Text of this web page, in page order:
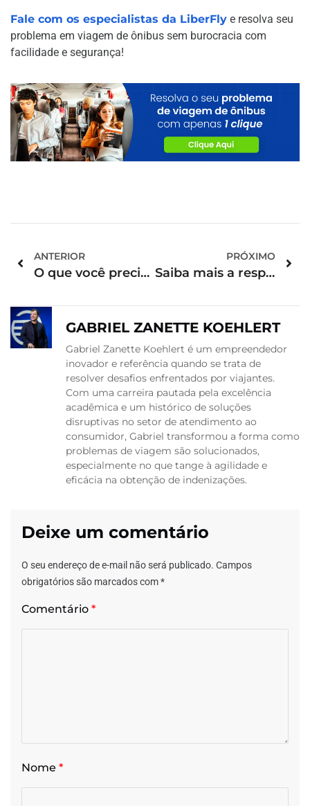
Fale com os especialistas da LiberFly e resolva seu
problema em viagem de ônibus sem burocracia com
facilidade e segurança!
ANTERIOR
O que você precisa saber antes de alugar um carro
PRÓXIMO
Saiba mais a respeito do reembolso Azul
GABRIEL ZANETTE KOEHLERT
Gabriel Zanette Koehlert é um empreendedor
inovador e referência quando se trata de
resolver desafios enfrentados por viajantes.
Com uma carreira pautada pela excelência
acadêmica e um histórico de soluções
disruptivas no setor de atendimento ao
consumidor, Gabriel transformou a forma como
problemas de viagem são solucionados,
especialmente no que tange à agilidade e
eficácia na obtenção de indenizações.
Deixe um comentário
O seu endereço de e-mail não será publicado. Campos
obrigatórios são marcados com*
Comentário *
Nome *